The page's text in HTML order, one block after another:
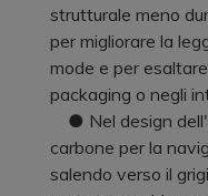
strutturale meno
per migliorare la
mode e per
packaging o negli
● Nel design
carbone per la
salendo verso il